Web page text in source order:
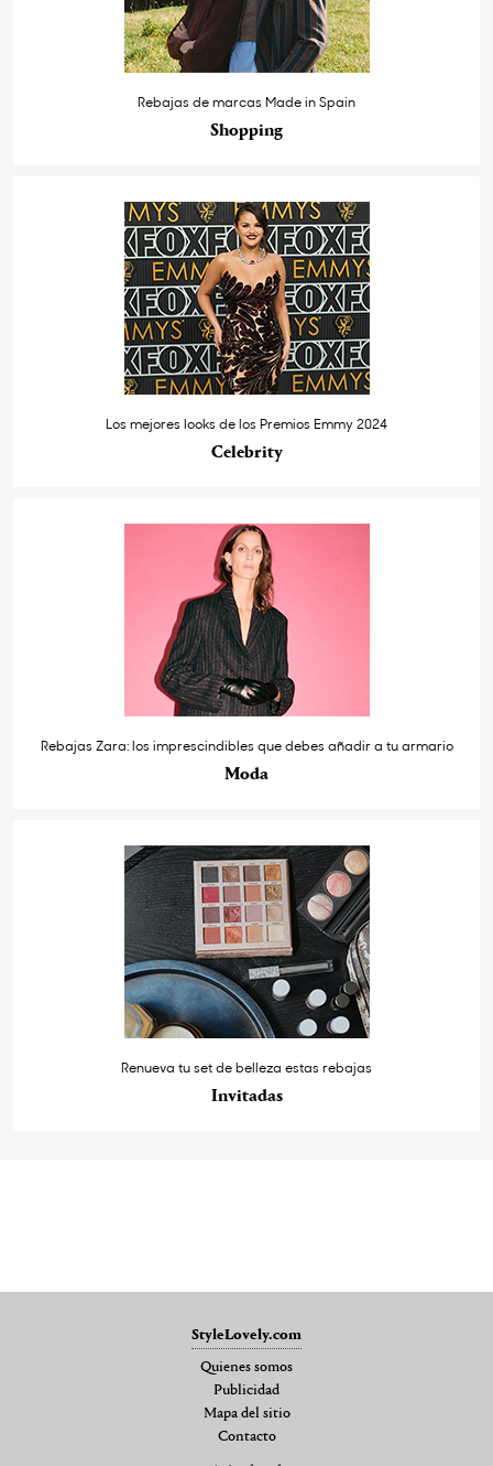
Rebajas de marcas Made in Spain
Shopping
Los mejores looks de los Premios Emmy 2024
Celebrity
Rebajas Zara: los imprescindibles que debes añadir a tu armario
Moda
Renueva tu set de belleza estas rebajas
Invitadas
StyleLovely.com
Quienes somos
Publicidad
Mapa del sitio
Contacto